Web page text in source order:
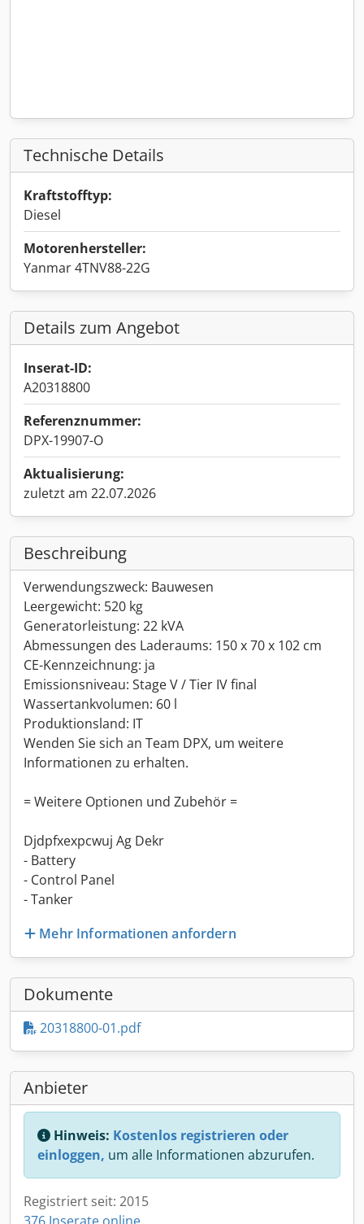
Technische Details
Kraftstofftyp:
Diesel
Motorenhersteller:
Yanmar 4TNV88-22G
Details zum Angebot
Inserat-ID:
A20318800
Referenznummer:
DPX-19907-O
Aktualisierung:
zuletzt am 22.07.2026
Beschreibung
Verwendungszweck: Bauwesen
Leergewicht: 520 kg
Generatorleistung: 22 kVA
Abmessungen des Laderaums: 150 x 70 x 102 cm
CE-Kennzeichnung: ja
Emissionsniveau: Stage V / Tier IV final
Wassertankvolumen: 60 l
Produktionsland: IT
Wenden Sie sich an Team DPX, um weitere
Informationen zu erhalten.
= Weitere Optionen und Zubehör =
Djdpfxexpcwuj Ag Dekr
- Battery
- Control Panel
- Tanker
Mehr Informationen anfordern
Dokumente
20318800-01.pdf
Anbieter
Hinweis: Kostenlos registrieren oder
einloggen, um alle Informationen abzurufen.
Registriert seit: 2015